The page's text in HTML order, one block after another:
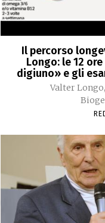
Il percorso
Longo: le 12
digiuno» e gli
Valter